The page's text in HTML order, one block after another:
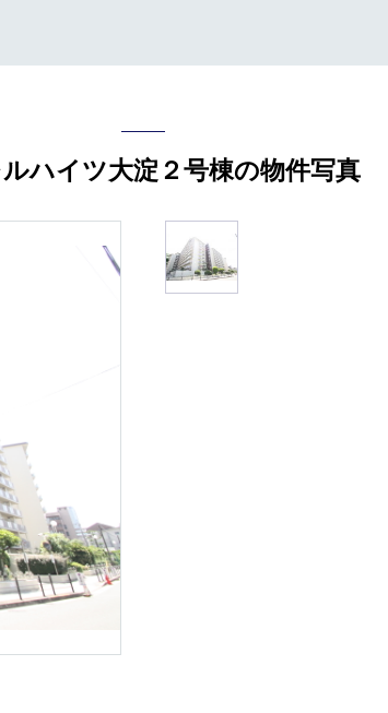
ハイツ大淀２号棟の物件写真